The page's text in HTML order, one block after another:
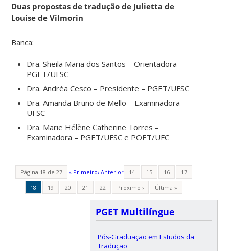
Duas propostas de tradução de Julietta de
Louise de Vilmorin
Banca:
Dra. Sheila Maria dos Santos – Orientadora –
PGET/UFSC
Dra. Andréa Cesco – Presidente – PGET/UFSC
Dra. Amanda Bruno de Mello – Examinadora –
UFSC
Dra. Marie Hélène Catherine Torres –
Examinadora – PGET/UFSC e POET/UFC
Página 18 de 27 « Primeiro‹ Anterior 14 15 16
17
18
19 20 21 22 Próximo › Última »
PGET Multilíngue
Pós-Graduação em Estudos da
Tradução